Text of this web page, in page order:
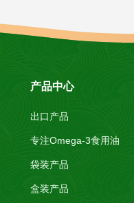
产品中心
出口产品
专注Omega-3食用油
袋装产品
盒装产品